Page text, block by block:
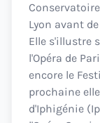
Lyon avant
Elle s'illustre
l'Opéra de
encore le
prochaine
d'Iphigénie